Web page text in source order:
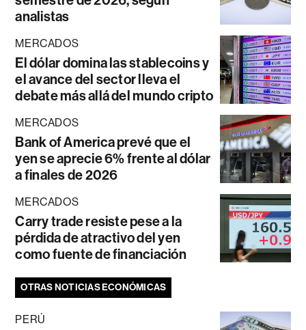
analistas
MERCADOS
El dólar domina las stablecoins y
el avance del sector lleva el
debate más allá del mundo cripto
MERCADOS
Bank of America prevé que el
yen se aprecie 6% frente al dólar
a finales de 2026
MERCADOS
Carry trade resiste pese a la
pérdida de atractivo del yen
como fuente de financiación
OTRAS NOTICIAS ECONÓMICAS
PERÚ